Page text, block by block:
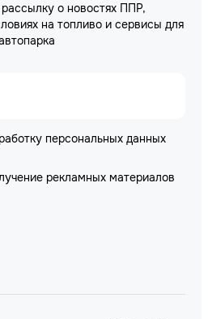
о новостях ППР,
на топливо и сервисы для
персональных данных
рекламных материалов